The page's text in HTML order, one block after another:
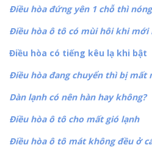
Điều hòa đứng yên 1 chỗ thì
Điều hòa ô tô có mùi hôi khi mới
Điều hòa có tiếng kêu lạ khi bật
Điều hòa đang chuyển thì bị mất
Dàn lạnh có nên hàn hay không?
Điều hòa ô tô cho mất gió lạnh
Điều hòa ô tô mát không đều ở